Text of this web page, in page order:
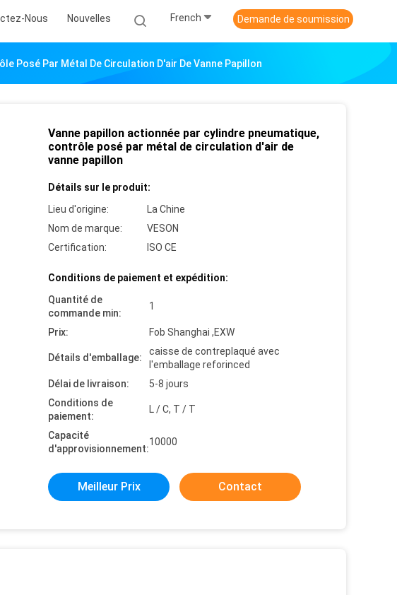
Nous Nouvelles French Demande de soumission
Posé Par Métal De Circulation D'air De Vanne Papillon
Vanne papillon actionnée par cylindre pneumatique,
contrôle posé par métal de circulation d'air de
vanne papillon
Détails sur le produit:
Lieu d'origine:
La Chine
Nom de marque:
VESON
Certification:
ISO CE
Conditions de paiement et expédition:
Quantité de
commande min:
1
Prix: Fob Shanghai ,EXW
Détails d'emballage:
caisse de contreplaqué avec
l'emballage reforinced
Délai de livraison:
5-8 jours
Conditions de
paiement:
L / C, T / T
Capacité
d'approvisionnement:
10000
Meilleur Prix Contact